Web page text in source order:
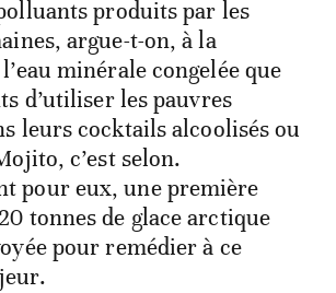
produits par les
argue-t-on, à la
minérale congelée que
d’utiliser les pauvres
leurs cocktails alcoolisés ou
c’est selon.
pour eux, une première
tonnes de glace arctique
pour remédier à ce